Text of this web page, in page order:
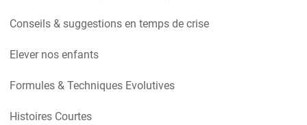
Conseils & suggestions en temps de crise
Elever nos enfants
Formules & Techniques Evolutives
Histoires Courtes